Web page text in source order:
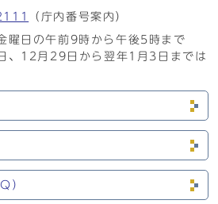
（庁内番号案内）
曜日の午前9時から午後5時まで
、12月29日から翌年1月3日までは
）